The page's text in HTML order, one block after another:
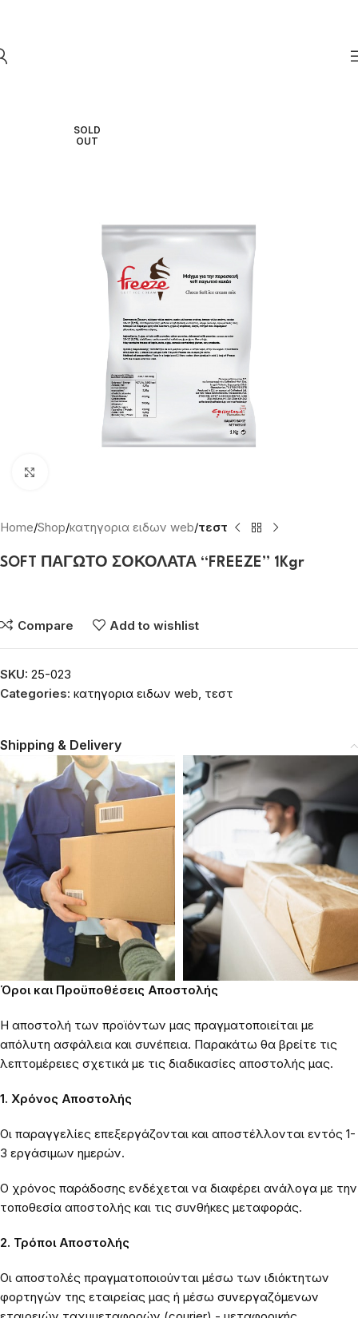
SOLD
OUT
Home Shop κατηγορια ειδων web τεστ
SOFT ΠΑΓΩΤΟ ΣΟΚΟΛΑΤΑ “FREEZE” 1Kgr
Compare Add to wishlist
SKU: 25-023
Categories: κατηγορια ειδων web, τεστ
Shipping & Delivery
Όροι και Προϋποθέσεις Αποστολής
Η αποστολή των προϊόντων μας πραγματοποιείται με
απόλυτη ασφάλεια και συνέπεια. Παρακάτω θα βρείτε τις
λεπτομέρειες σχετικά με τις διαδικασίες αποστολής μας.
1. Χρόνος Αποστολής
Οι παραγγελίες επεξεργάζονται και αποστέλλονται εντός 1-
3 εργάσιμων ημερών.
Ο χρόνος παράδοσης ενδέχεται να διαφέρει ανάλογα με την
τοποθεσία αποστολής και τις συνθήκες μεταφοράς.
2. Τρόποι Αποστολής
Οι αποστολές πραγματοποιούνται μέσω των ιδιόκτητων
φορτηγών της εταιρείας μας ή μέσω συνεργαζόμενων